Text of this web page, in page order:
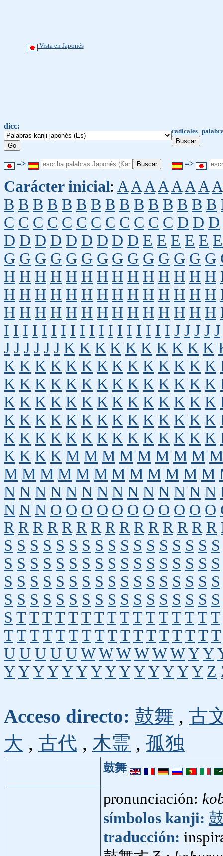
Vista en Japonés
dicc:
radicales
=> =>
Carácter inicial: A A A A A A A A
B B B B B B B B B B B B B B B
C C C C C C C C C C C C D D D
D D D D D D D D D E E E E E E
G G G G G G G G G G G G G G
H H H H H H H H H H H H H H
H H H H H H H H H H H H H H
H H H H H H H H H H H H H H
I I I I I I I I I I I I I I I I I I J J J J J
J J J J J J K K K K K K K K K K
K K K K K K K K K K K K K K
K K K K K K K K K K K K K K
K K K K K K K K K K K K K K
K K K K K K K K K K K K K K
K K K K K K K K K K K K K K
K K K K M M M M M M M M M
M M M M M M M M M M M M
N N N N N N N N N N N N N N
N N N O O O O O O O O O O O
R R R R R R R R R R R R R R R
S S S S S S S S S S S S S S S S S
S S S S S S S S S S S S S S S S S
S S S S S S S S S S S S S S S S S
S S S S S S S S S S S S S S S S S
S T T T T T T T T T T T T T T T T
T T T T T T T T T T T T T T T T T
U U U U U W W W W W W Y Y
Y Y Y Y Y Y Y Y Y Y Y Y Y Y Z
Acceso directo: 鼓舞 , 古
大 , 古代 , 木霊 , 孤独
鼓舞
pronunciación:
símbolos kanji:
traducción: